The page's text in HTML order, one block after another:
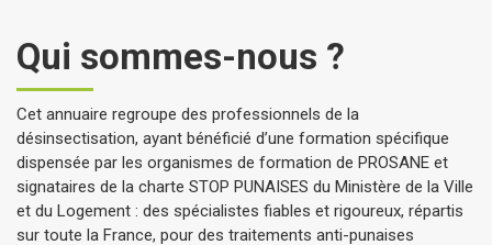
Qui sommes-nous ?
Cet annuaire regroupe des professionnels de la
désinsectisation, ayant bénéficié d’une formation spécifique
dispensée par les organismes de formation de PROSANE et
signataires de la charte STOP PUNAISES du Ministère de la Ville
et du Logement : des spécialistes fiables et rigoureux, répartis
sur toute la France, pour des traitements anti-punaises